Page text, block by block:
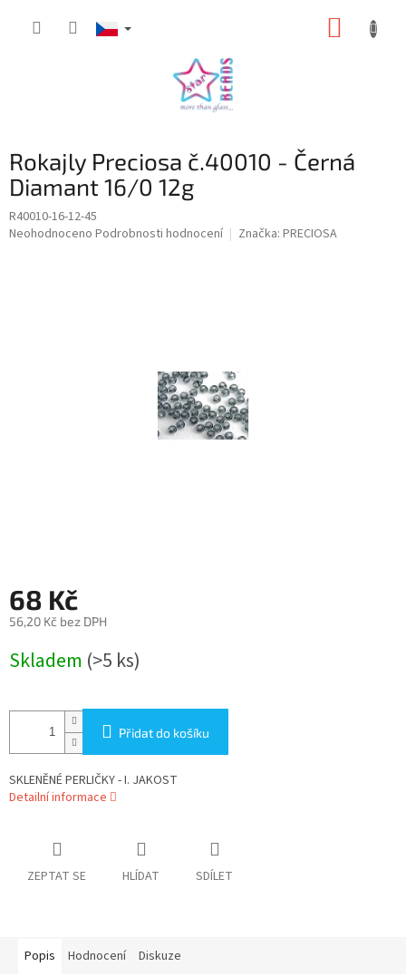
Rokajly Preciosa č.40010 - Černá
Diamant 16/0 12g
R40010-16-12-45
Průměrné
Neohodnoceno Podrobnosti hodnocení Značka: PRECIOSA
68 Kč
56,20 Kč bez DPH
cena:
Skladem (>5 ks)
Přidat do košíku
SKLENĚNÉ PERLIČKY - I. JAKOST
Detailní informace
ZEPTAT SE HLÍDAT SDÍLET
Popis Hodnocení Diskuze